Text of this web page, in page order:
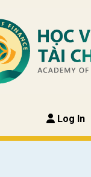
Log In